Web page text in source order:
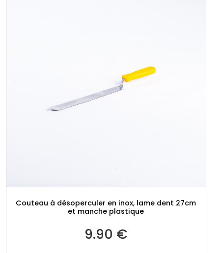
Couteau à désoperculer en inox, lame dent 27cm
et manche plastique
9.90 €